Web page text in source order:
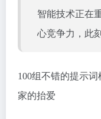
智能技术正在
心竞争力，此
100组不错的提示
家的抬爱